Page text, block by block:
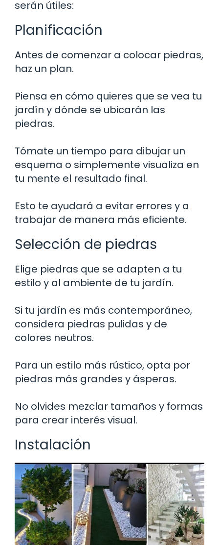
serán útiles:
Planificación
Antes de comenzar a colocar piedras,
haz un plan.
Piensa en cómo quieres que se vea tu
jardín y dónde se ubicarán las
piedras.
Tómate un tiempo para dibujar un
esquema o simplemente visualiza en
tu mente el resultado final.
Esto te ayudará a evitar errores y a
trabajar de manera más eficiente.
Selección de piedras
Elige piedras que se adapten a tu
estilo y al ambiente de tu jardín.
Si tu jardín es más contemporáneo,
considera piedras pulidas y de
colores neutros.
Para un estilo más rústico, opta por
piedras más grandes y ásperas.
No olvides mezclar tamaños y formas
para crear interés visual.
Instalación